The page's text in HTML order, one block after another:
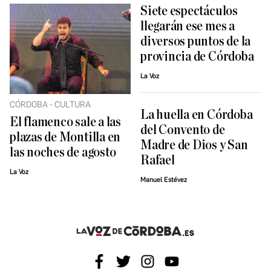
CÓRDOBA - CULTURA
El flamenco sale a las
plazas de Montilla en
las noches de agosto
La Voz
Siete espectáculos
llegarán ese mes a
diversos puntos de la
provincia de Córdoba
La Voz
La huella en Córdoba
del Convento de
Madre de Dios y San
Rafael
Manuel Estévez